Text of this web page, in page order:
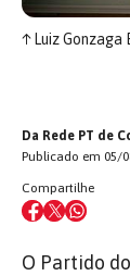
↑Luiz Gonzaga
Da Rede PT de
Publicado em 05/
Compartilhe
O Partido